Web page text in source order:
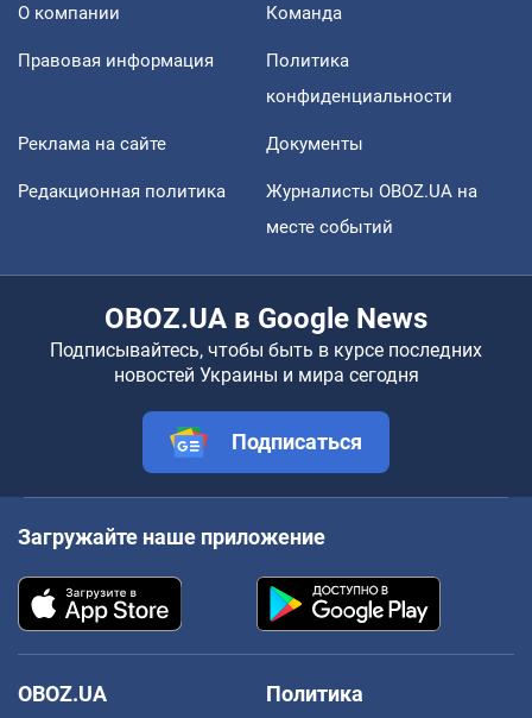
О компании Команда
Правовая информация
Политика
конфиденциальности
Реклама на сайте Документы
Редакционная политика
Журналисты OBOZ.UA на
месте событий
OBOZ.UA в Google News
Подписывайтесь, чтобы быть в курсе последних
новостей Украины и мира сегодня
Подписаться
Загружайте наше приложение
OBOZ.UA
Политика